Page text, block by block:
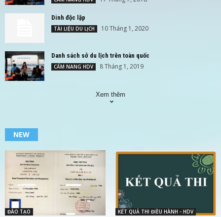
Dinh độc lập
TÀI LIỆU DU LỊCH 10 Tháng 1, 2020
Danh sách sở du lịch trên toàn quốc
CẨM NANG HDV 8 Tháng 1, 2019
Xem thêm
NEW
ĐÀO TẠO KẾT QUẢ THI ĐIỀU HÀNH - HDV